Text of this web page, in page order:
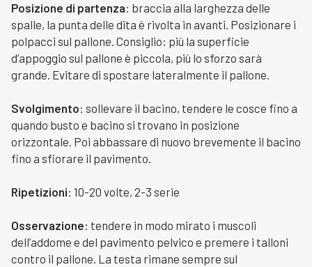
Posizione di partenza: braccia alla larghezza delle
spalle, la punta delle dita è rivolta in avanti. Posizionare i
polpacci sul pallone. Consiglio: più la superficie
d’appoggio sul pallone è piccola, più lo sforzo sarà
grande. Evitare di spostare lateralmente il pallone.
Svolgimento: sollevare il bacino, tendere le cosce fino a
quando busto e bacino si trovano in posizione
orizzontale. Poi abbassare di nuovo brevemente il bacino
fino a sfiorare il pavimento.
Ripetizioni: 10-20 volte, 2-3 serie
Osservazione: tendere in modo mirato i muscoli
dell’addome e del pavimento pelvico e premere i talloni
contro il pallone. La testa rimane sempre sul